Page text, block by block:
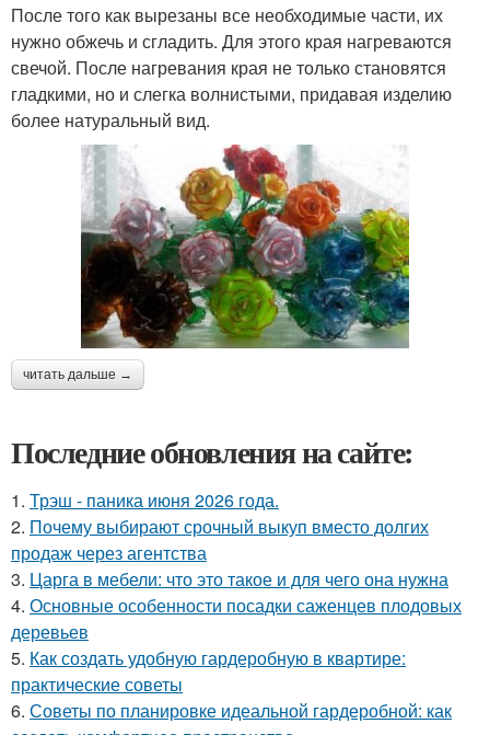
После того как вырезаны все необходимые части, их
нужно обжечь и сгладить. Для этого края нагреваются
свечой. После нагревания края не только становятся
гладкими, но и слегка волнистыми, придавая изделию
более натуральный вид.
читать дальше →
Последние обновления на сайте:
1. Трэш - паника июня 2026 года.
2. Почему выбирают срочный выкуп вместо долгих
продаж через агентства
3. Царга в мебели: что это такое и для чего она нужна
4. Основные особенности посадки саженцев плодовых
деревьев
5. Как создать удобную гардеробную в квартире:
практические советы
6. Советы по планировке идеальной гардеробной: как